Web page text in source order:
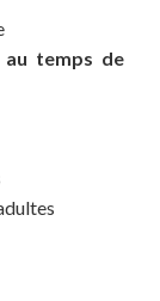
temps de